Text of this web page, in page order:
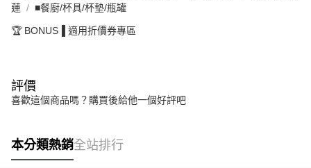
蓮
■餐廚/杯具/杯墊/瓶罐
🏆 BONUS▐ 適用折價券專區
評價
喜歡這個商品嗎？購買後給他一個好評吧
本分類熱銷全站排行